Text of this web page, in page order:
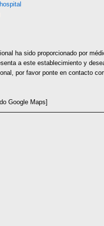
ha sido proporcionado por
a este establecimiento y
por favor ponte en contacto
Google Maps]